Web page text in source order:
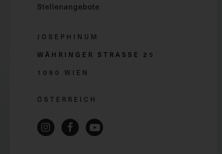
Stellenangebote
JOSEPHINUM
WÄHRINGER STRASSE 2 5
1090 WIEN
ÖSTERREICH